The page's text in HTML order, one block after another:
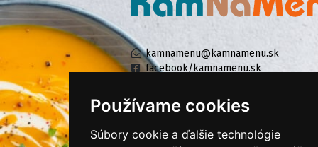
Používame cookies
Súbory cookie a ďalšie technológie
kamnamenu@kamnamenu.sk
facebook/kamnamenu.sk
KONTAKTUJTE NÁS